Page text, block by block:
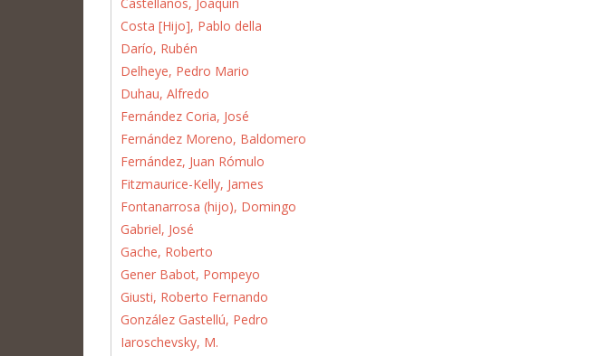
Costa [Hijo], Pablo della
Darío, Rubén
Delheye, Pedro Mario
Duhau, Alfredo
Fernández Coria, José
Fernández Moreno, Baldomero
Fernández, Juan Rómulo
Fitzmaurice-Kelly, James
Fontanarrosa (hijo), Domingo
Gabriel, José
Gache, Roberto
Gener Babot, Pompeyo
Giusti, Roberto Fernando
González Gastellú, Pedro
Iaroschevsky, M.